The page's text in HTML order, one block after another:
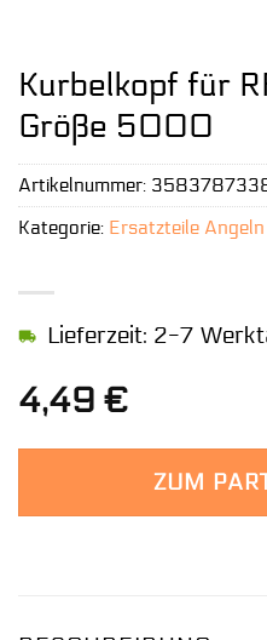
Kurbelkopf für
Größe 5000
4,49 €
Lieferzeit: 2-7
ZUM
Artikelnummer:
Kategorie: Ersatzteile Angeln